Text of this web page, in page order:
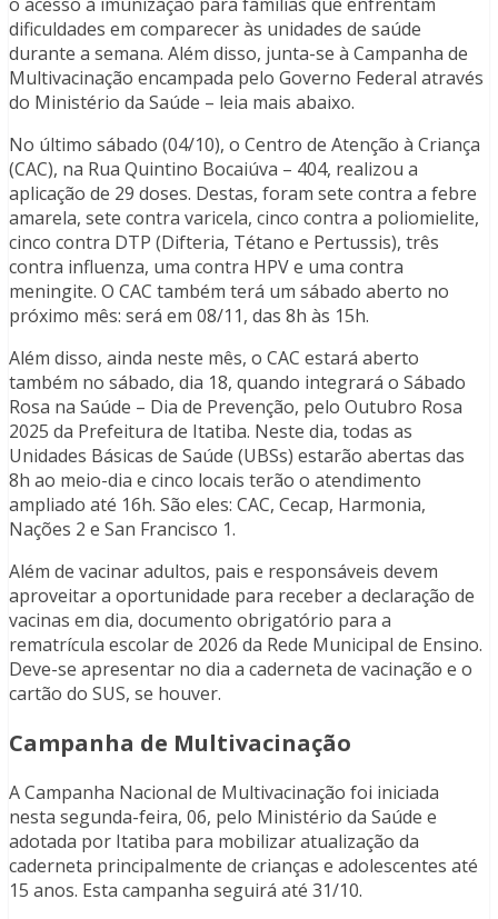
dificuldades em comparecer às unidades de saúde
durante a semana. Além disso, junta-se à Campanha de
Multivacinação encampada pelo Governo Federal através
do Ministério da Saúde – leia mais abaixo.
No último sábado (04/10), o Centro de Atenção à Criança
(CAC), na Rua Quintino Bocaiúva – 404, realizou a
aplicação de 29 doses. Destas, foram sete contra a febre
amarela, sete contra varicela, cinco contra a poliomielite,
cinco contra DTP (Difteria, Tétano e Pertussis), três
contra influenza, uma contra HPV e uma contra
meningite. O CAC também terá um sábado aberto no
próximo mês: será em 08/11, das 8h às 15h.
Além disso, ainda neste mês, o CAC estará aberto
também no sábado, dia 18, quando integrará o Sábado
Rosa na Saúde – Dia de Prevenção, pelo Outubro Rosa
2025 da Prefeitura de Itatiba. Neste dia, todas as
Unidades Básicas de Saúde (UBSs) estarão abertas das
8h ao meio-dia e cinco locais terão o atendimento
ampliado até 16h. São eles: CAC, Cecap, Harmonia,
Nações 2 e San Francisco 1.
Além de vacinar adultos, pais e responsáveis devem
aproveitar a oportunidade para receber a declaração de
vacinas em dia, documento obrigatório para a
rematrícula escolar de 2026 da Rede Municipal de Ensino.
Deve-se apresentar no dia a caderneta de vacinação e o
cartão do SUS, se houver.
Campanha de Multivacinação
A Campanha Nacional de Multivacinação foi iniciada
nesta segunda-feira, 06, pelo Ministério da Saúde e
adotada por Itatiba para mobilizar atualização da
caderneta principalmente de crianças e adolescentes até
15 anos. Esta campanha seguirá até 31/10.